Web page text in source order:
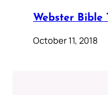
Webster Bible
October 11, 2018